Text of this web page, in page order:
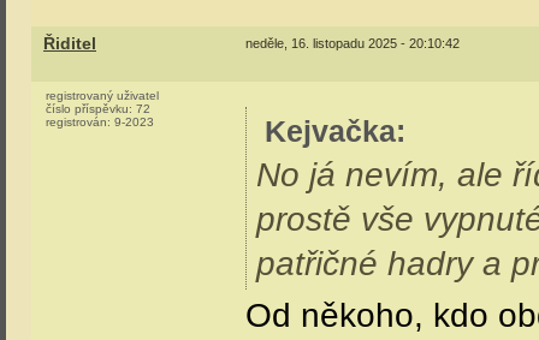
Řiditel neděle, 16. listopadu 2025 - 20:10:42
registrovaný uživatel
číslo příspěvku: 72
registrován: 9-2023 Kejvačka:
No já nevím, ale
prostě vše
patřičné hadry a
Od někoho, kdo